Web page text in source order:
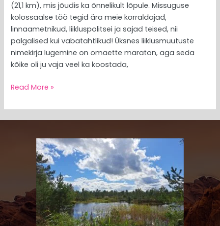
(21,1 km), mis jõudis ka õnnelikult lõpule. Missuguse
kolossaalse töö tegid ära meie korraldajad,
linnaametnikud, liikluspolitsei ja sajad teised, nii
palgalised kui vabatahtlikud! Üksnes liiklusmuutuste
nimekirja lugemine on omaette maraton, aga seda
kõike oli ju vaja veel ka koostada,
Read More »